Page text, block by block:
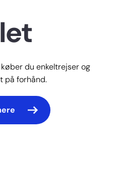
du enkeltrejser og
på forhånd.